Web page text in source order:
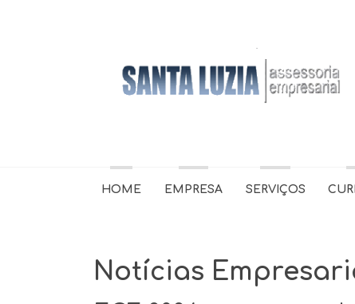
HOME EMPRESA SERVIÇOS
Notícias